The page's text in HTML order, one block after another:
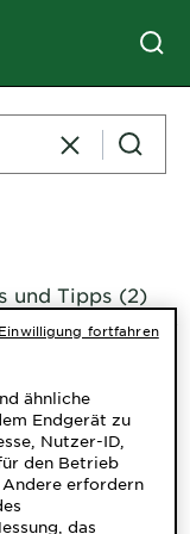
und Tipps (2)
ähnliche
Endgerät zu
Nutzer-ID,
den Betrieb
erfordern
das
fortfahren